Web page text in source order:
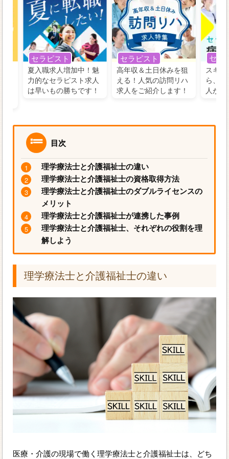
セラピスト
夏入職求人増加中！魅
力的なセラピスト求人
は早いもの勝ちです！
セラピスト
高年収＆土日休みを狙
える！人気の訪問リハ
求人をご紹介します！
セラ
スキル
ら、
人が
目次
理学療法士と介護福祉士の違い
理学療法士と介護福祉士の資格取得方法
理学療法士と介護福祉士のダブルライセンスの
メリット
理学療法士と介護福祉士が連携した事例
理学療法士と介護福祉士、それぞれの役割を理
解しよう
理学療法士と介護福祉士の違い
医療・介護の現場で働く理学療法士と介護福祉士は、どち